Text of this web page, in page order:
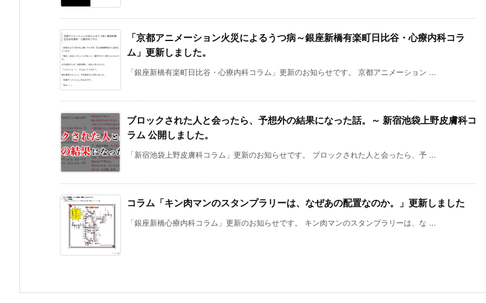
「京都アニメーション火災によるうつ病～銀座新橋有楽町日比谷・心療内科コラ
ム」更新しました。
「銀座新橋有楽町日比谷・心療内科コラム」更新のお知らせです。 京都アニメーション ...
ブロックされた人と会ったら、予想外の結果になった話。～ 新宿池袋上野皮膚科コ
ラム 公開しました。
「新宿池袋上野皮膚科コラム」更新のお知らせです。 ブロックされた人と会ったら、予 ...
コラム「キン肉マンのスタンプラリーは、なぜあの配置なのか。」更新しました
「銀座新橋心療内科コラム」更新のお知らせです。 キン肉マンのスタンプラリーは、な ...